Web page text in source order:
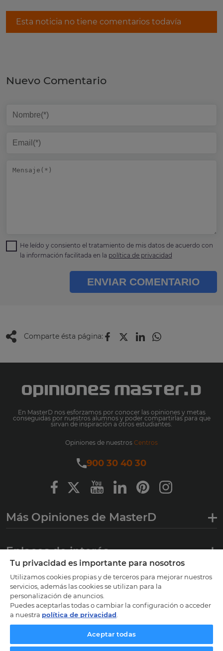
Esta noticia no tiene comentarios todavía
Nuevo Comentario
He leído y consiento el tratamiento de mis datos de acuerdo con
la información facilitada en la política de privacidad
ENVIAR COMENTARIO
Comparte ésta página:
En MasterD nos esforzamos por conocer las opiniones y metas
conseguidas por nuestros alumnos y poder compartirlas para que
sirvan de inspiración a otros estudiantes.
Opiniones de nuestros Centros
900 30 40 30
Más Opiniones de MasterD
Enlaces de interés
Certificaciones
Tu privacidad es importante para nosotros
Utilizamos cookies propias y de terceros para mejorar nuestros
servicios, además las cookies se utilizan para la
personalización de anuncios.
Puedes aceptarlas todas o cambiar la configuración o acceder
a nuestra política de privacidad
Aceptar todas